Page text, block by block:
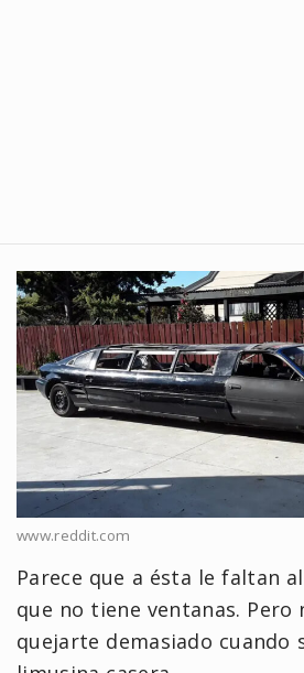
www.reddit.com
Parece que a ésta le faltan
que no tiene ventanas. Pero
quejarte demasiado cuando